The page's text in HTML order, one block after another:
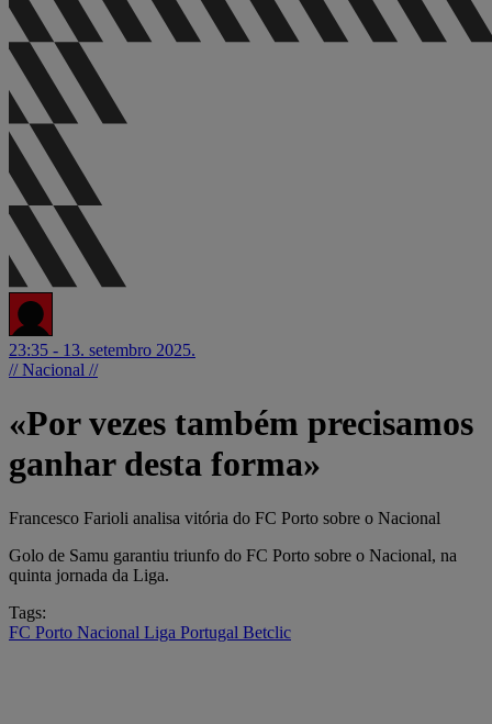
23:35 - 13. setembro 2025.
// Nacional //
«Por vezes também precisamos
ganhar desta forma»
Francesco Farioli analisa vitória do FC Porto sobre o Nacional
Golo de Samu garantiu triunfo do FC Porto sobre o Nacional, na
quinta jornada da Liga.
Tags:
FC Porto Nacional Liga Portugal Betclic